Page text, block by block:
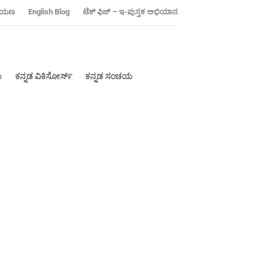
‍English Blog ಟೆಕ್ ಫಿಜ್ – ಇ-ಪುಸ್ತಕ ಅಭಿಯಾನ
ಕನ್ನಡ ವಿಕಿಸೋರ್ಸ್ ಕನ್ನಡ ಸಂಚಯ